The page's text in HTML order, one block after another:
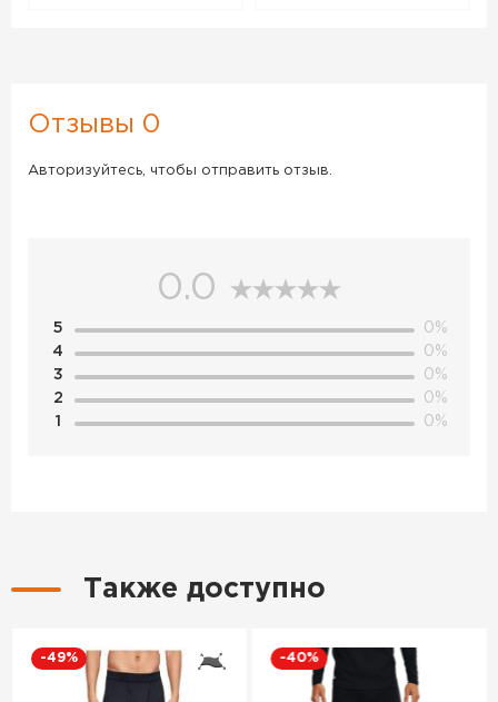
Отзывы 0
Авторизуйтесь, чтобы отправить отзыв.
0.0
5
0%
4
0%
3
0%
2
0%
1
0%
Также доступно
-49% -40%